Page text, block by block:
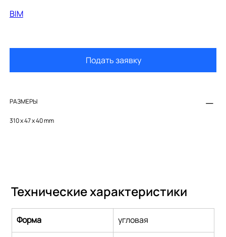
BIM
Подать заявку
РАЗМЕРЫ
310 x 47 x 40 mm
Технические характеристики
Форма угловая